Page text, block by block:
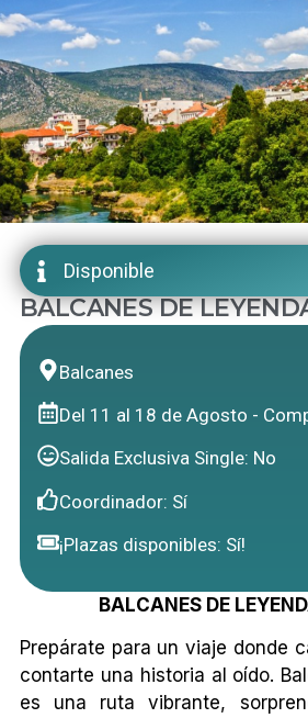
Disponible
BALCANES DE
Balcanes
Del 11 al 18 de Agosto -
Salida Exclusiva Single: No
Coordinador: Sí
¡Plazas disponibles: Sí!
BALCANES DE
Prepárate para un viaje donde
contarte una historia al oído.
es una ruta vibrante,